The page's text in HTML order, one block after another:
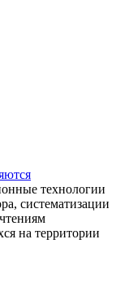
технологии
систематизации
на территории